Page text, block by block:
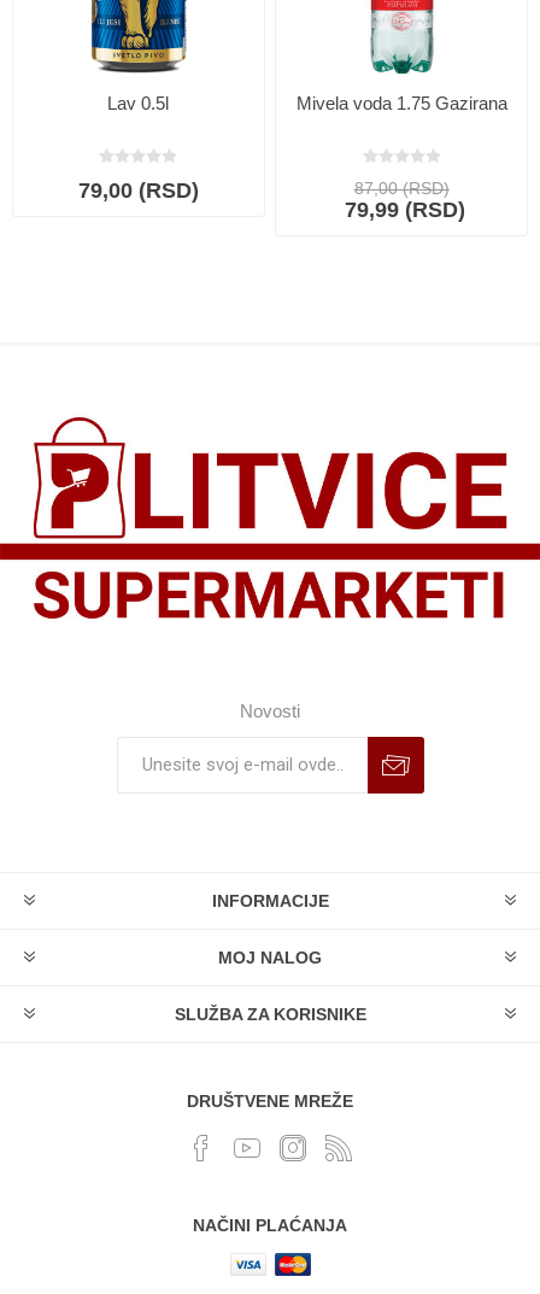
Lav 0.5l
79,00 (RSD)
Mivela voda 1.75 Gazirana
87,00 (RSD)
79,99 (RSD)
Novosti
INFORMACIJE
MOJ NALOG
SLUŽBA ZA KORISNIKE
DRUŠTVENE MREŽE
NAČINI PLAĆANJA